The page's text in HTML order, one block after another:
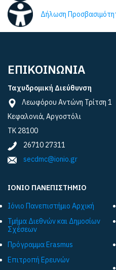
Δήλωση
ΕΠΙΚΟΙΝΩΝΙΑ
Ταχυδρομική Διεύθυνση
Λεωφόρου Αντώνη Τρίτση 1
Κεφαλονιά, Αργοστόλι
ΤΚ 28100
26710 27311
secdmc@ionio.gr
ΙΟΝΙΟ ΠΑΝΕΠΙΣΤΗΜΙΟ
Ιόνιο Πανεπιστήμιο Αρχική
Τμήμα Διεθνών και Δημοσίων
Σχέσεων
Πρόγραμμα Εrasmus
Επιτροπή Ερευνών